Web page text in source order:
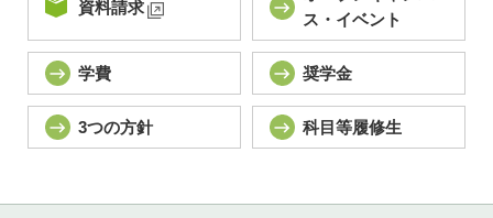
資料請求
ス・イベント
学費 奨学金
3つの方針 科目等履修生